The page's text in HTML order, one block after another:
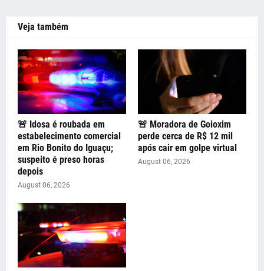
Veja também
🚨 Idosa é roubada em
estabelecimento comercial
em Rio Bonito do Iguaçu;
suspeito é preso horas
depois
August 06, 2026
🚨 Moradora de Goioxim
perde cerca de R$ 12 mil
após cair em golpe virtual
August 06, 2026